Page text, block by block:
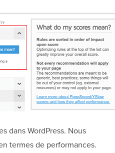
dans WordPress. Nous
termes de performances.